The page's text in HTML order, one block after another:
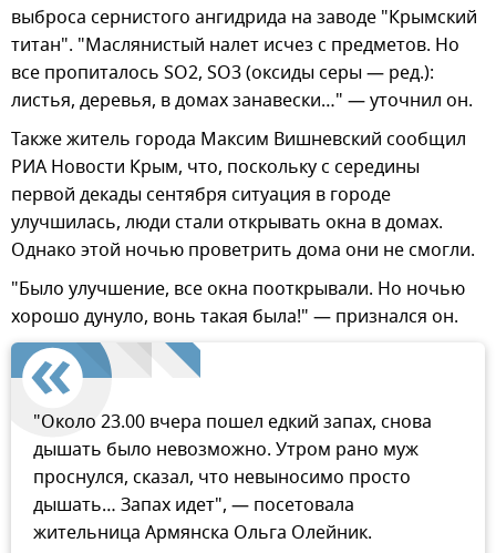
выброса сернистого ангидрида на заводе "Крымский
титан". "Маслянистый налет исчез с предметов. Но
все пропиталось SO2, SO3 (оксиды серы — ред.):
листья, деревья, в домах занавески…" — уточнил он.
Также житель города Максим Вишневский сообщил
РИА Новости Крым, что, поскольку с середины
первой декады сентября ситуация в городе
улучшилась, люди стали открывать окна в домах.
Однако этой ночью проветрить дома они не смогли.
"Было улучшение, все окна пооткрывали. Но ночью
хорошо дунуло, вонь такая была!" — признался он.
"Около 23.00 вчера пошел едкий запах, снова
дышать было невозможно. Утром рано муж
проснулся, сказал, что невыносимо просто
дышать… Запах идет", — посетовала
жительница Армянска Ольга Олейник.